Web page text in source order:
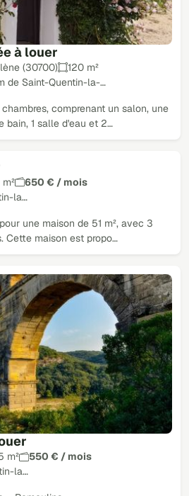
à louer
(30700)
120 m²
de Saint-Quentin-la-…
comprenant un salon, une
bain, 1 salle d'eau et 2…
m²
650 € / mois
la…
une maison de 51 m², avec 3
Cette maison est propo…
m²
550 € / mois
la…